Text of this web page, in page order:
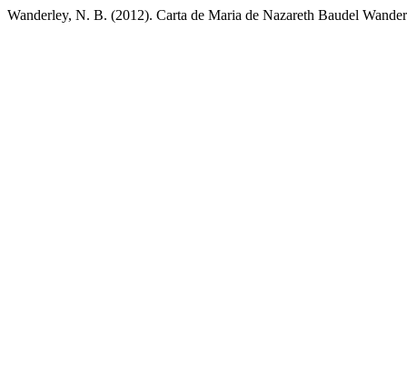
Wanderley, N. B. (2012). Carta de Maria de Nazareth Baudel